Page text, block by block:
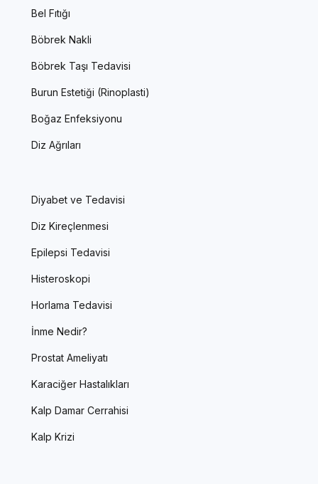
Bel Fıtığı
Böbrek Nakli
Böbrek Taşı Tedavisi
Burun Estetiği (Rinoplasti)
Boğaz Enfeksiyonu
Diz Ağrıları
Diyabet ve Tedavisi
Diz Kireçlenmesi
Epilepsi Tedavisi
Histeroskopi
Horlama Tedavisi
İnme Nedir?
Prostat Ameliyatı
Karaciğer Hastalıkları
Kalp Damar Cerrahisi
Kalp Krizi